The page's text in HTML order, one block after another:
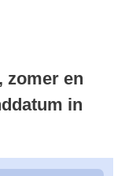
zomer en
in